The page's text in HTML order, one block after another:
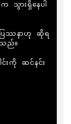
သွားရှိနေပါ
ည်။